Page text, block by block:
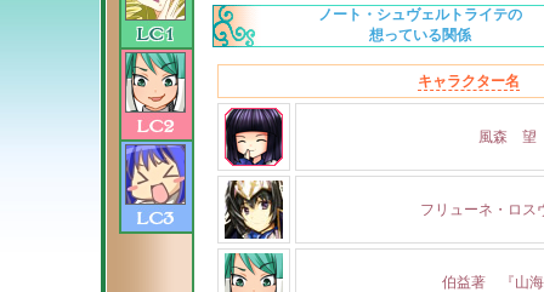
ノート・シュヴェルトライテの
想っている関係
キャラクター名
風森 望
フリューネ・ロス
伯益著 『山海